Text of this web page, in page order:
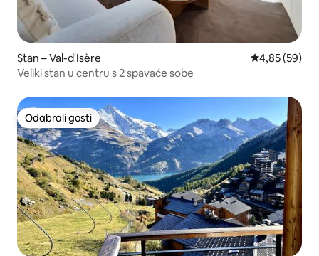
Stan – Val-d'Isère Prosječna
4,85 (59)
Veliki stan u centru s 2 spavaće sobe
Odabrali gosti
Odabrali gosti